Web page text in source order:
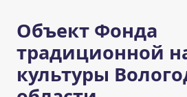
Объект Фонда
традиционной
культуры